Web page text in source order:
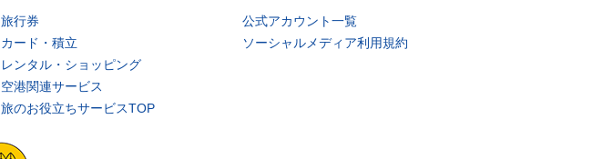
旅行券
カード・積立
レンタル・ショッピング
空港関連サービス
旅のお役立ちサービスTOP
公式アカウント一覧
ソーシャルメディア利用規約